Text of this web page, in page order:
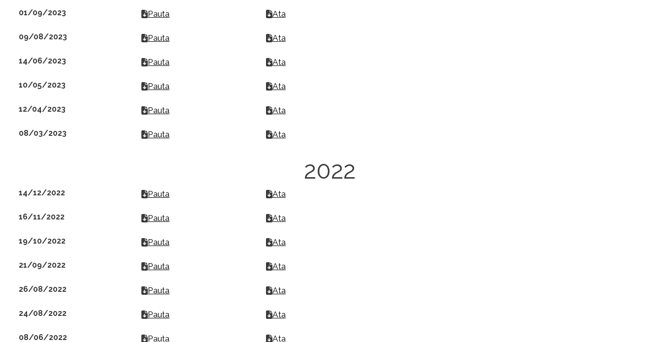
01/09/2023 Pauta Ata
09/08/2023 Pauta Ata
14/06/2023 Pauta Ata
10/05/2023 Pauta Ata
12/04/2023 Pauta Ata
08/03/2023 Pauta Ata
2022
14/12/2022 Pauta Ata
16/11/2022 Pauta Ata
19/10/2022 Pauta Ata
21/09/2022 Pauta Ata
26/08/2022 Pauta Ata
24/08/2022 Pauta Ata
08/06/2022 Pauta Ata